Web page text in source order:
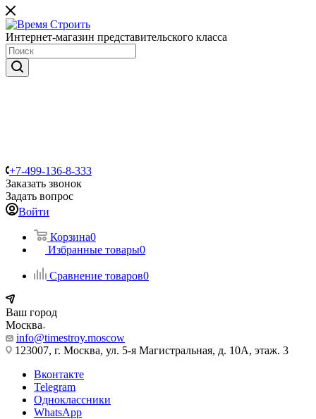
Интернет-магазин представительского класса
+7-499-136-8-333
Заказать звонок
Задать вопрос
Войти
Корзина0
Избранные товары0
Сравнение товаров0
Ваш город
Москва
info@timestroy.moscow
123007, г. Москва, ул. 5-я Магистральная, д. 10А, этаж. 3
Вконтакте
Telegram
Одноклассники
WhatsApp